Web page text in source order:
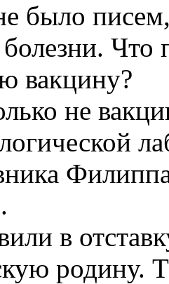
было
вакцину?
не
в
родину.